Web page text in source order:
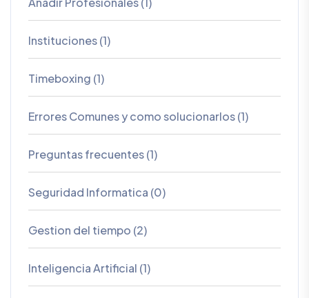
Instituciones (1)
Timeboxing (1)
Errores Comunes y como solucionarlos (1)
Preguntas frecuentes (1)
Seguridad Informatica (0)
Gestion del tiempo (2)
Inteligencia Artificial (1)